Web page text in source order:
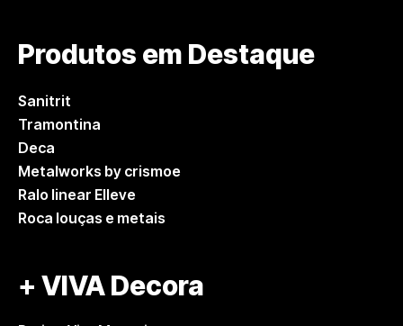
Produtos em Destaque
Sanitrit
Tramontina
Deca
Metalworks by crismoe
Ralo linear Elleve
Roca louças e metais
+ VIVA Decora